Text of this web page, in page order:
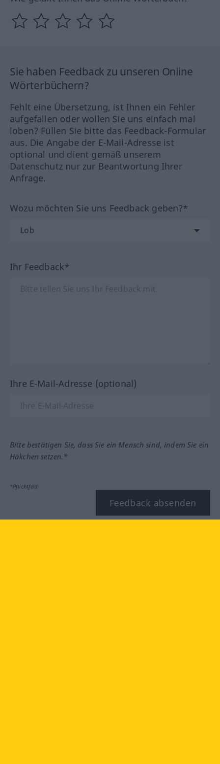
Sie haben Feedback zu unseren Online
Wörterbüchern?
Fehlt eine Übersetzung, ist Ihnen ein Fehler
aufgefallen oder wollen Sie uns einfach mal
loben? Füllen Sie bitte das Feedback-Formular
aus. Die Angabe der E-Mail-Adresse ist
optional und dient gemäß unserem
Datenschutz nur zur Beantwortung Ihrer
Anfrage.
Wozu möchten Sie uns Feedback geben?*
Ihr Feedback*
Ihre E-Mail-Adresse (optional)
Bitte bestätigen Sie, dass Sie ein Mensch sind, indem Sie ein
Häkchen setzen.*
*Pflichtfeld
Feedback absenden